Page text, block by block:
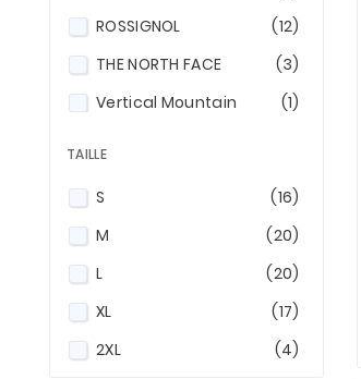
ROSSIGNOL
(12)
THE NORTH FACE
(3)
Vertical Mountain
(1)
TAILLE
S
(16)
M
(20)
L
(20)
XL
(17)
2XL
(4)